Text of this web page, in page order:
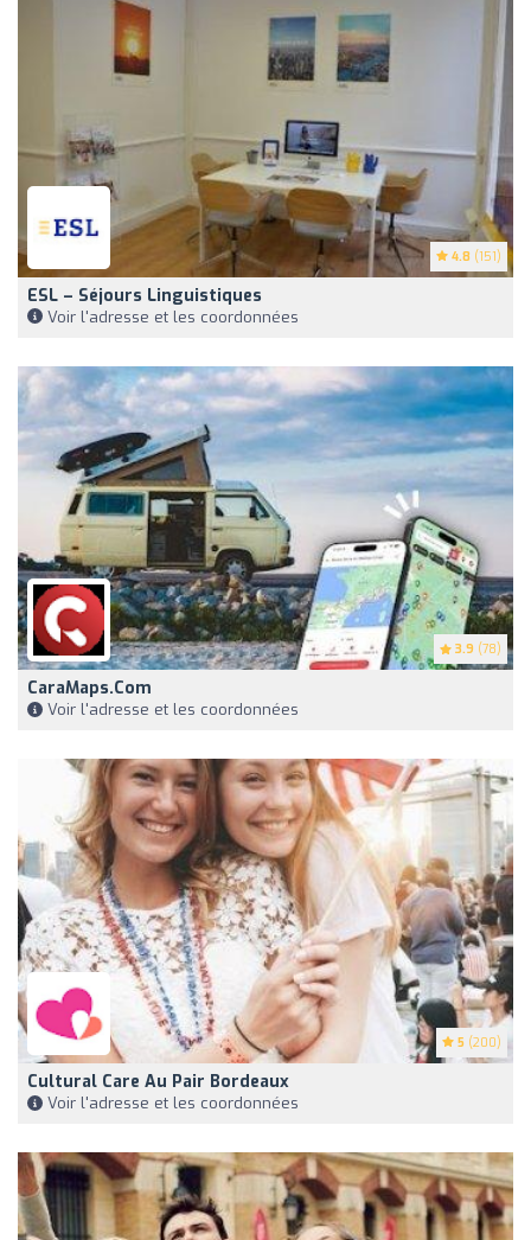
4.8 (151)
ESL – Séjours Linguistiques
Voir l'adresse et les coordonnées
3.9 (78)
CaraMaps.com
Voir l'adresse et les coordonnées
5 (200)
Cultural Care Au Pair Bordeaux
Voir l'adresse et les coordonnées